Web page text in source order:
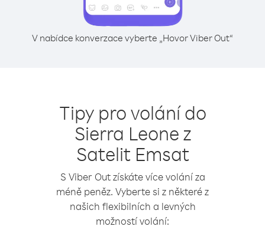
V nabídce konverzace vyberte „Hovor Viber Out“
Tipy pro volání do
Sierra Leone z
Satelit Emsat
S Viber Out získáte více volání za
méně peněz. Vyberte si z některé z
našich flexibilních a levných
možností volání: